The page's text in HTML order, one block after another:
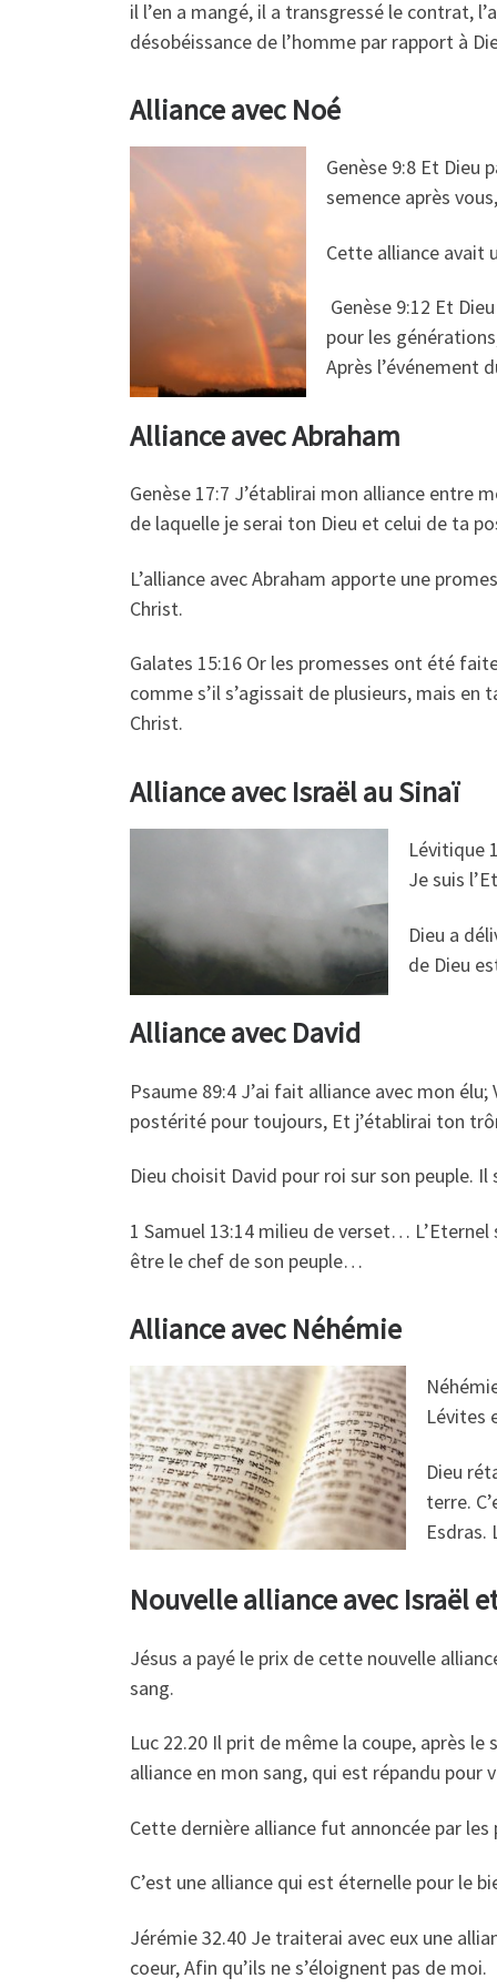
il l’en a mangé, il a transgressé le contrat,
désobéissance de l’homme par rapport à
Alliance avec Noé
Genèse 9:8 Et Dieu
semence après
Cette alliance avait
Genèse 9:12 Et
pour les
Après l’événement
Alliance avec Abraham
Genèse 17:7 J’établirai mon alliance entre
de laquelle je serai ton Dieu et celui de ta
L’alliance avec Abraham apporte une
Christ.
Galates 15:16 Or les promesses ont été
comme s’il s’agissait de plusieurs, mais en
Christ.
Alliance avec Israël au Sinaï
Lévitique
Je suis
Dieu a
de Dieu
Alliance avec David
Psaume 89:4 J’ai fait alliance avec mon
postérité pour toujours, Et j’établirai ton
Dieu choisit David pour roi sur son peuple.
1 Samuel 13:14 milieu de verset… L’Eternel
être le chef de son peuple…
Alliance avec Néhémie
Lévites
Dieu
terre.
Esdras.
Nouvelle alliance avec Israël
Jésus a payé le prix de cette nouvelle
sang.
Luc 22.20 Il prit de même la coupe, après
alliance en mon sang, qui est répandu pour
Cette dernière alliance fut annoncée par
C’est une alliance qui est éternelle pour le
Jérémie 32.40 Je traiterai avec eux une
coeur, Afin qu’ils ne s’éloignent pas de moi.